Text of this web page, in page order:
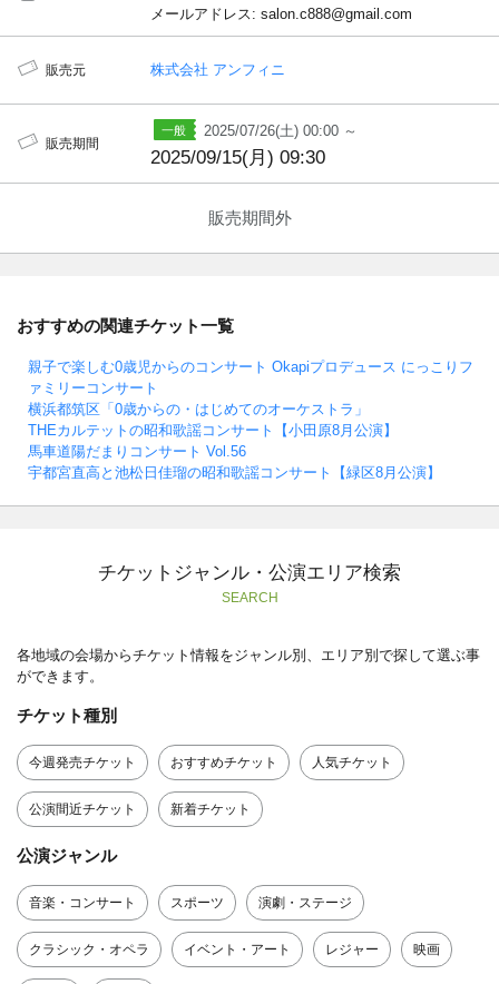
メールアドレス: salon.c888@gmail.com
販売元 株式会社 アンフィニ
販売期間
2025/07/26(土) 00:00 ～
2025/09/15(月) 09:30
販売期間外
おすすめの関連チケット一覧
親子で楽しむ0歳児からのコンサート Okapiプロデュース にっこりフ
ァミリーコンサート
横浜都筑区「0歳からの・はじめてのオーケストラ」
THEカルテットの昭和歌謡コンサート【小田原8月公演】
馬車道陽だまりコンサート Vol.56
宇都宮直高と池松日佳瑠の昭和歌謡コンサート【緑区8月公演】
チケットジャンル・公演エリア検索
SEARCH
各地域の会場からチケット情報をジャンル別、エリア別で探して選ぶ事
ができます。
チケット種別
今週発売チケット おすすめチケット 人気チケット
公演間近チケット 新着チケット
公演ジャンル
音楽・コンサート スポーツ 演劇・ステージ
クラシック・オペラ イベント・アート レジャー 映画